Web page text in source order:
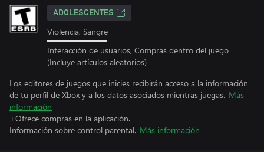
ADOLESCENTES
Violencia, Sangre
Interacción de usuarios, Compras dentro del juego
(Incluye artículos aleatorios)
Los editores de juegos que inicies recibirán acceso a la información
de tu perfil de Xbox y a los datos asociados mientras juegas. Más
información
+Ofrece compras en la aplicación.
Información sobre control parental. Más información